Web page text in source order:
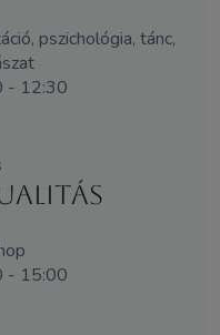
pszichológia, tánc,
- 12:30
- 15:00